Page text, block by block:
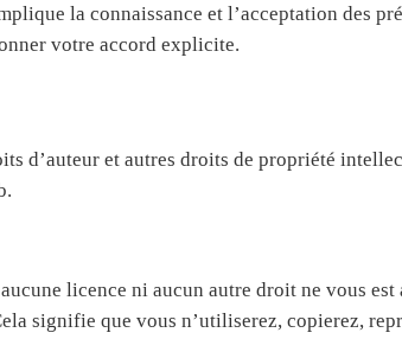
la connaissance et l’acceptation des
votre accord explicite.
d’auteur et autres droits de propriété
licence ni aucun autre droit ne vous
signifie que vous n’utiliserez, copierez,